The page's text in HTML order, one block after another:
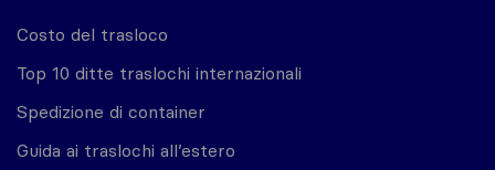
Costo del trasloco
Top 10 ditte traslochi internazionali
Spedizione di container
Guida ai traslochi all’estero